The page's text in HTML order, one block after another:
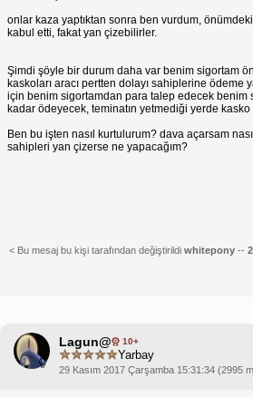
onlar kaza yaptıktan sonra ben vurdum,
kabul etti, fakat yan çizebilirler.
Şimdi şöyle bir durum daha var benim sigortam
kaskoları aracı pertten dolayı sahiplerine ödeme
için benim sigortamdan para talep edecek benim
kadar ödeyecek, teminatın yetmediği yerde kasko
Ben bu işten nasıl kurtulurum? dava açarsam
sahipleri yan çizerse ne yapacağım?
< Bu mesaj bu kişi tarafından değiştirildi whitepony --
Lagun@ 10+
Yarbay
29 Kasım 2017 Çarşamba 15:31:34 (2995